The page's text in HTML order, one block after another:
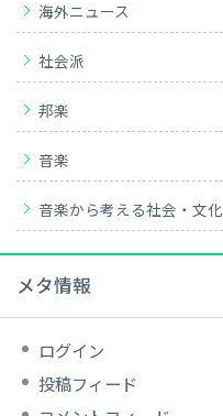
海外ニュース
社会派
邦楽
音楽
音楽から考える社会・文化
メタ情報
ログイン
投稿フィード